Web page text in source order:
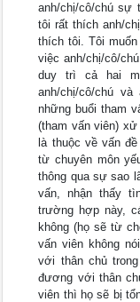
anh/chị/cô/chú sự
tôi rất thích anh/
thích tôi. Tôi
việc anh/chị/cô/
duy trì cả hai
anh/chị/cô/chú
những buổi tham
(tham vấn viên)
là thuộc về vấn
từ chuyên môn
thông qua sự sao
vấn, nhận thấy
trường hợp này,
không (họ sẽ từ
vấn viên không
với thân chủ
đương với thân
viên thì họ sẽ bị